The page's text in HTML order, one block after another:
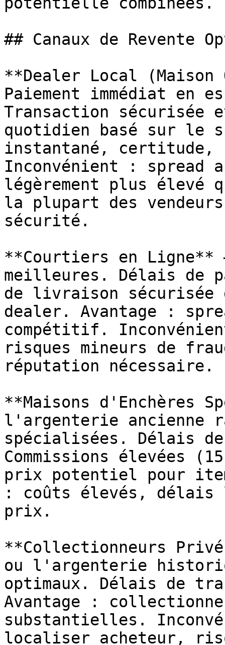
## Canaux de Revente
**Dealer Local
Paiement immédiat en
Transaction sécurisée
quotidien basé sur le
instantané,
Inconvénient : spread
légèrement plus élevé
la plupart des
sécurité.
**Courtiers en Ligne**
meilleures. Délais de
de livraison sécurisée
dealer. Avantage :
compétitif.
risques mineurs de
réputation nécessaire.
**Maisons d'Enchères
l'argenterie ancienne
spécialisées. Délais
Commissions élevées
prix potentiel pour
: coûts élevés, délais
prix.
**Collectionneurs
ou l'argenterie
optimaux. Délais de
Avantage :
substantielles.
localiser acheteur,